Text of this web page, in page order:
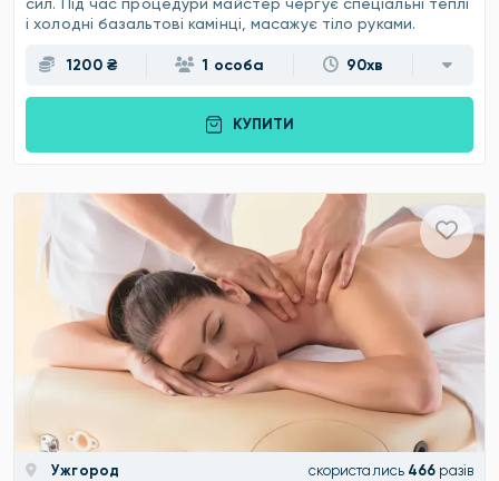
і холодні базальтові камінці, масажує тіло руками.
1200 ₴ 1 особа 90хв
КУПИТИ
Ужгород скористались 466 разів